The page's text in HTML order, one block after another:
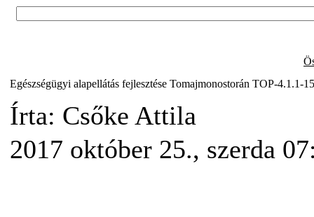
Egészségügyi alapellátás fejlesztése Tomajmonostorán TOP-4.1.1-
Írta: Csőke Attila
2017 október 25., szerda